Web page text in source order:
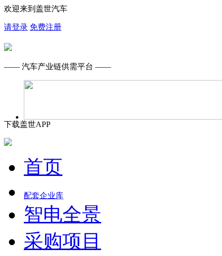
欢迎来到盖世汽车
请登录 免费注册
—— 汽车产业链供需平台 ——
下载盖世APP
首页
配套企业库
智电全景
采购项目